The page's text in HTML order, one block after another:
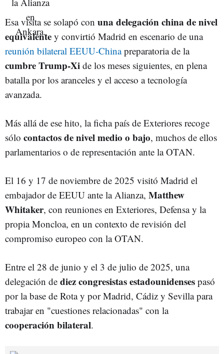
Esa visita se solapó con una delegación china de nivel
equivalente y convirtió Madrid en escenario de una
reunión bilateral EEUU‑Chinapreparatoria de la
cumbre Trump‑Xi de los meses siguientes, en plena
batalla por los aranceles y el acceso a tecnología
avanzada.
Más allá de ese hito, la ficha país de Exteriores recoge
sólo contactos de nivel medio o bajo, muchos de ellos
parlamentarios o de representación ante la OTAN.
El 16 y 17 de noviembre de 2025 visitó Madrid el
embajador de EEUU ante la Alianza, Matthew
Whitaker, con reuniones en Exteriores, Defensa y la
propia Moncloa, en un contexto de revisión del
compromiso europeo con la OTAN.
Entre el 28 de junio y el 3 de julio de 2025, una
delegación de diez congresistas estadounidenses pasó
por la base de Rota y por Madrid, Cádiz y Sevilla para
trabajar en "cuestiones relacionadas" con la
cooperación bilateral.